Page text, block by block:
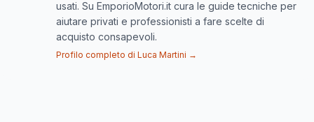
usati. Su EmporioMotori.it cura le guide tecniche per
aiutare privati e professionisti a fare scelte di
acquisto consapevoli.
Profilo completo di Luca Martini →